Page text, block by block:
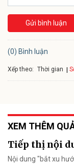
Gửi bình luận
(0) Bình luận
Xếp theo: Thời gian
XEM THÊM
Tiếp thị nội
Nội dung "bắt xu